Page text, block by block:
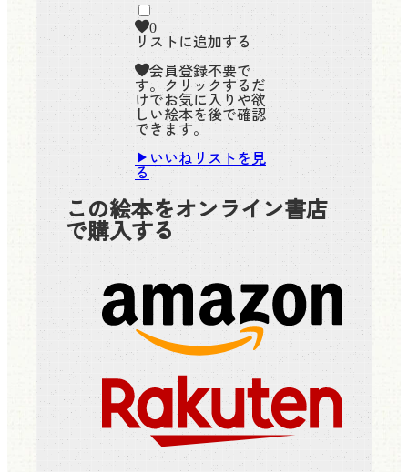
0
リストに追加する
会員登録不要で
す。クリックするだ
けでお気に入りや欲
しい絵本を後で確認
できます。
いいねリストを見
る
この絵本をオンライン書店
で購入する